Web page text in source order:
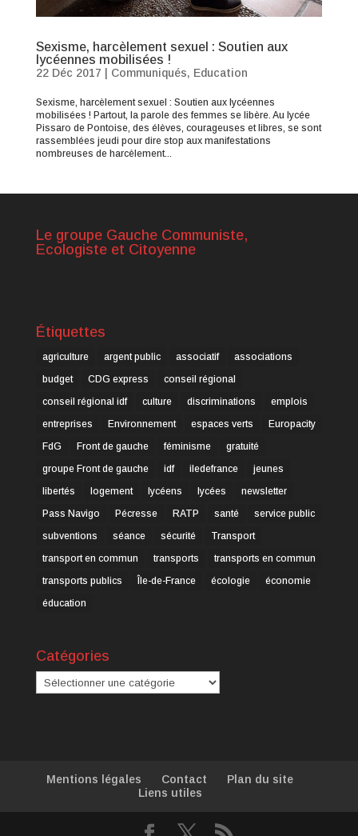
Sexisme, harcèlement sexuel : Soutien aux
lycéennes mobilisées !
22 Déc 2017 Communiqués, Education
Sexisme, harcèlement sexuel : Soutien aux lycéennes
mobilisées ! Partout, la parole des femmes se libère. Au lycée
Pissaro de Pontoise, des élèves, courageuses et libres, se sont
rassemblées jeudi pour dire stop aux manifestations
nombreuses de harcèlement...
Le groupe Gauche Communiste,
Ecologiste et Citoyenne
Étiquettes
agriculture argent public associatif
associations
budget
CDG express
conseil régional
conseil régional idf
culture discriminations
emplois
entreprises
Environnement espaces verts
Europacity
FdG
Front de gauche féminisme
gratuité
groupe Front de gauche
idf iledefrance
jeunes
libertés
logement lycéens lycées
newsletter
Pass Navigo
Pécresse RATP santé
service public
subventions
séance sécurité
Transport
transport en commun
transports
transports en commun
transports publics
Île-de-France écologie
économie
éducation
Catégories
Catégories
Mentions légales Contact
Plan du site
Liens utiles